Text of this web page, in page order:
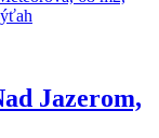
Jazerom,